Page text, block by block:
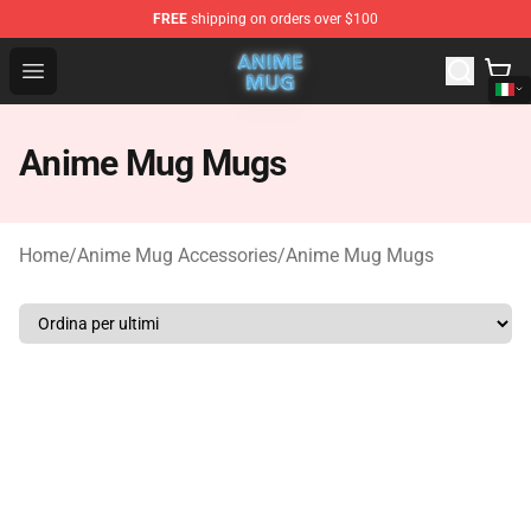
FREE shipping on orders over $100
Open menu
Anime Mug Shop - The Best Store of Anime Mug
Anime Mug Mugs
Home/Anime Mug Accessories/Anime Mug Mugs